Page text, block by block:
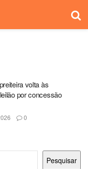
volta às
por concessão
0
Pesquisar